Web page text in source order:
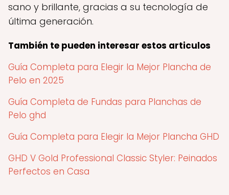
sano y brillante, gracias a su tecnología de
última generación.
También te pueden interesar estos articulos
Guía Completa para Elegir la Mejor Plancha de
Pelo en 2025
Guía Completa de Fundas para Planchas de
Pelo ghd
Guía Completa para Elegir la Mejor Plancha GHD
GHD V Gold Professional Classic Styler: Peinados
Perfectos en Casa